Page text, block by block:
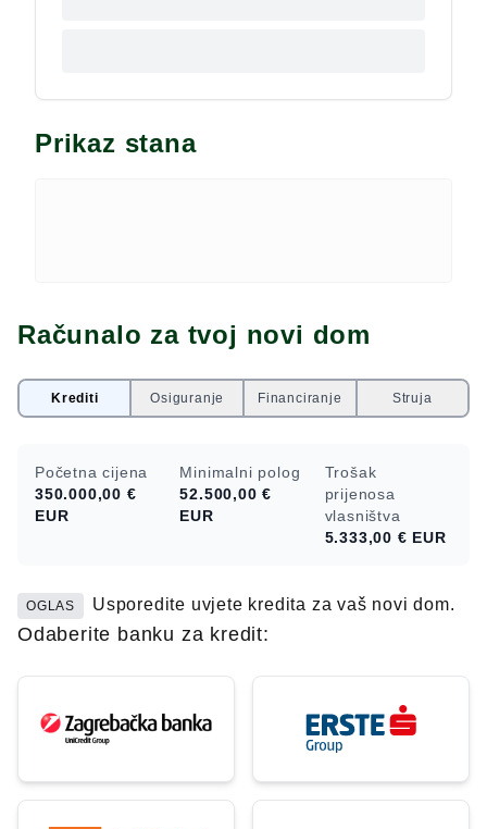
Prikaz stana
Računalo za tvoj novi dom
Krediti Osiguranje Financiranje Struja
Početna cijena
350.000,00 €
EUR
Minimalni polog
52.500,00 €
EUR
Trošak
prijenosa
vlasništva
5.333,00 € EUR
OGLAS Usporedite uvjete kredita za vaš novi dom.
Odaberite banku za kredit: